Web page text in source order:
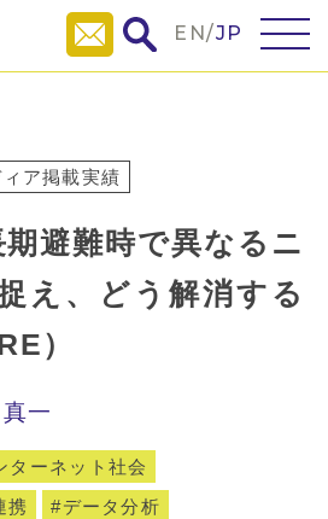
EN/JP
ィア掲載実績
避難時で異なるニ
え、どう解消する
）
一
ターネット社会
携
データ分析